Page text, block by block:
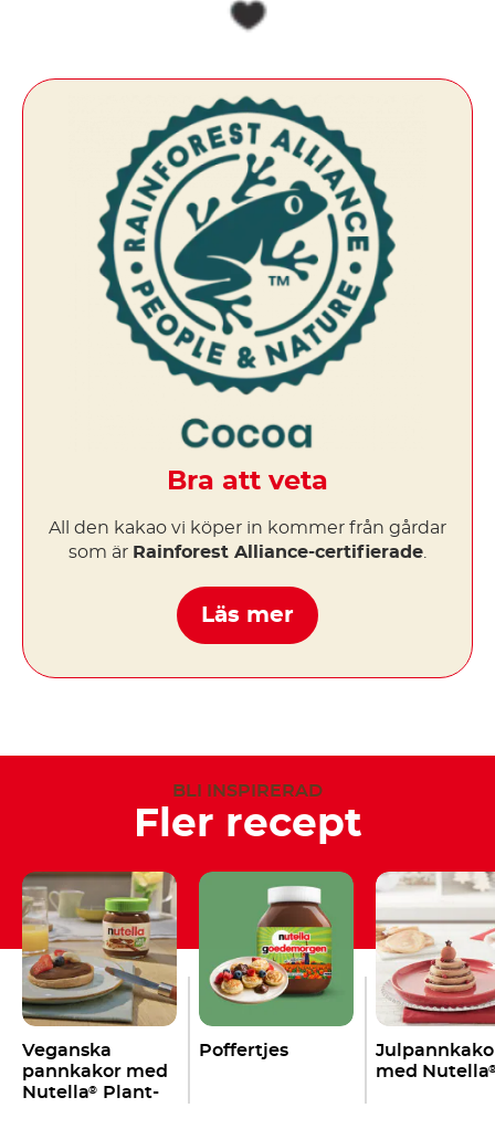
Bra att veta
All den kakao vi köper in kommer från gårdar
som är Rainforest Alliance-certifierade.
Läs mer
BLI INSPIRERAD
Fler recept
Veganska
pannkakor med
Nutella®
Plant-
Poffertjes
med Nutella